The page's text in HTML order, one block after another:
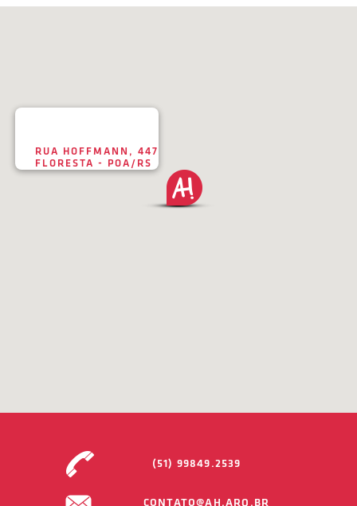
RUA HOFFMANN, 447
FLORESTA - POA/RS
(51) 99849.2539
CONTATO@AH.ARQ.BR